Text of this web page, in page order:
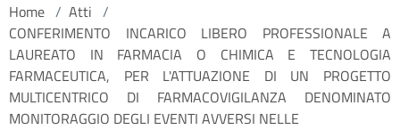
Home / Atti /
CONFERIMENTO INCARICO LIBERO PROFESSIONALE A
LAUREATO IN FARMACIA O CHIMICA E TECNOLOGIA
FARMACEUTICA, PER L'ATTUAZIONE DI UN PROGETTO
MULTICENTRICO DI FARMACOVIGILANZA DENOMINATO
MONITORAGGIO DEGLI EVENTI AVVERSI NELLE